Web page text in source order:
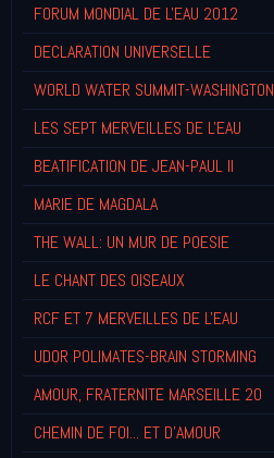
FORUM MONDIAL DE L'EAU 2012
DECLARATION UNIVERSELLE
WORLD WATER SUMMIT-WASHINGTON
LES SEPT MERVEILLES DE L'EAU
BEATIFICATION DE JEAN-PAUL II
MARIE DE MAGDALA
THE WALL: UN MUR DE POESIE
LE CHANT DES OISEAUX
RCF ET 7 MERVEILLES DE L'EAU
UDOR POLIMATES-BRAIN STORMING
AMOUR, FRATERNITE MARSEILLE 20
CHEMIN DE FOI... ET D'AMOUR